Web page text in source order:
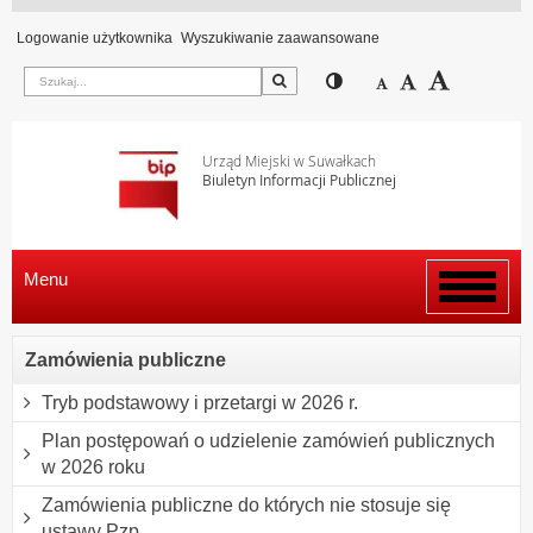
Logowanie użytkownika Wyszukiwanie zaawansowane
Szukaj Przełącz pomiędzy
Zmniejsz
Domyślny
Urząd Miejski w Suwałkach
Biuletyn Informacji Publicznej
Włącz
menu
Menu
Zamówienia publiczne
Tryb podstawowy i przetargi w 2026 r.
Plan postępowań o udzielenie zamówień publicznych
w 2026 roku
Zamówienia publiczne do których nie stosuje się